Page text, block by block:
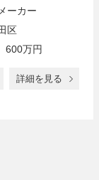
ーカー
区
万円
詳細を見る